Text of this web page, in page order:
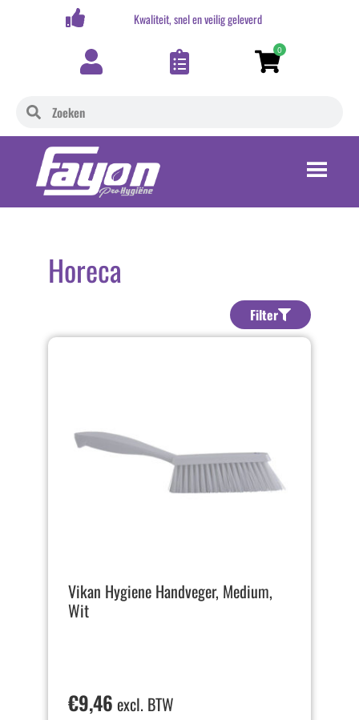
Kwaliteit, snel en veilig geleverd
0
Horeca
Filter
Vikan Hygiene Handveger, Medium,
Wit
€9,46 excl. BTW